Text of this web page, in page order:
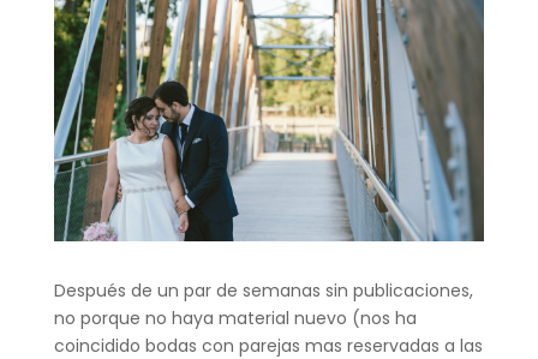
Después de un par de semanas sin publicaciones,
no porque no haya material nuevo (nos ha
coincidido bodas con parejas mas reservadas a las